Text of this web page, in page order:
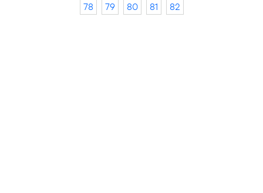
78
79 80 81 82